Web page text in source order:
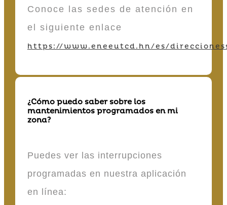
Conoce las sedes de atención en
el siguiente enlace
https://www.eneeutcd.hn/es/
¿Cómo puedo saber sobre los
mantenimientos programados en mi
zona?
Puedes ver las interrupciones
programadas en nuestra aplicación
en línea: